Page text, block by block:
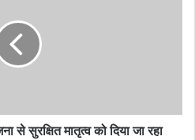
से सुरक्षित मातृत्व को दिया जा रहा